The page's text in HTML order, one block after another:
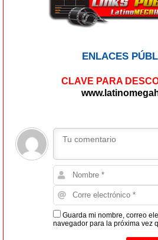
ENLACES
CLAVE PARA
Guarda mi nombre, correo
navegador para la próxima vez